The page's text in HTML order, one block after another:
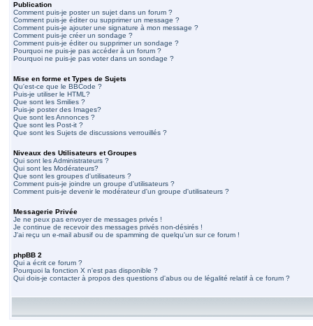
Publication
Comment puis-je poster un sujet dans un forum ?
Comment puis-je éditer ou supprimer un message ?
Comment puis-je ajouter une signature à mon message ?
Comment puis-je créer un sondage ?
Comment puis-je éditer ou supprimer un sondage ?
Pourquoi ne puis-je pas accéder à un forum ?
Pourquoi ne puis-je pas voter dans un sondage ?
Mise en forme et Types de Sujets
Qu'est-ce que le BBCode ?
Puis-je utiliser le HTML?
Que sont les Smilies ?
Puis-je poster des Images?
Que sont les Annonces ?
Que sont les Post-it ?
Que sont les Sujets de discussions verrouillés ?
Niveaux des Utilisateurs et Groupes
Qui sont les Administrateurs ?
Qui sont les Modérateurs?
Que sont les groupes d'utilisateurs ?
Comment puis-je joindre un groupe d'utilisateurs ?
Comment puis-je devenir le modérateur d'un groupe d'utilisateurs ?
Messagerie Privée
Je ne peux pas envoyer de messages privés !
Je continue de recevoir des messages privés non-désirés !
J'ai reçu un e-mail abusif ou de spamming de quelqu'un sur ce forum !
phpBB 2
Qui a écrit ce forum ?
Pourquoi la fonction X n'est pas disponible ?
Qui dois-je contacter à propos des questions d'abus ou de légalité relatif à ce forum ?